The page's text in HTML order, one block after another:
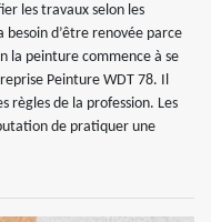
les travaux selon les
d’être renovée parce
la peinture commence à se
Peinture WDT 78. Il
règles de la profession. Les
de pratiquer une